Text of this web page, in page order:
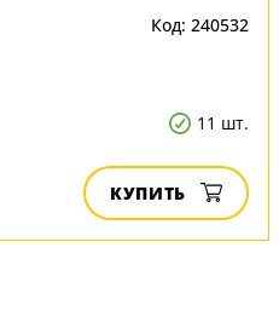
Код: 240532
11 шт.
КУПИТЬ